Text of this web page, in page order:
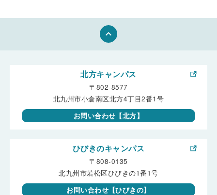
keyboard_arrow_up
北方キャンパス
〒802-8577
北九州市小倉南区北方4丁目2番1号
お問い合わせ【北方】
ひびきのキャンパス
〒808-0135
北九州市若松区ひびきの1番1号
お問い合わせ【ひびきの】